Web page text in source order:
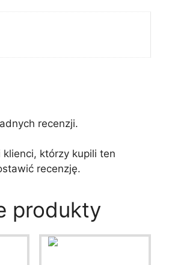
recenzji.
którzy kupili ten
recenzję.
produkty